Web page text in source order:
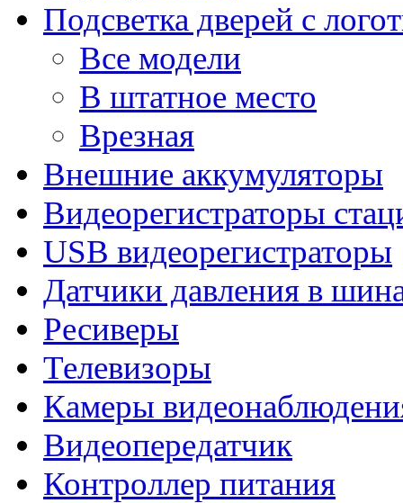
Подсветка дверей с
Все модели
В штатное место
Врезная
Внешние аккумуляторы
Видеорегистраторы
USB видеорегистраторы
Датчики давления в
Ресиверы
Телевизоры
Камеры
Видеопередатчик
Контроллер питания